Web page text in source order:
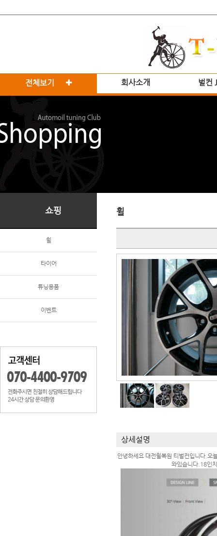
전체보기 회사소개 벌컨
쇼핑
휠
타이어
튜닝용품
이벤트
휠
상세설명
안녕하세요 대전휠복원 티벌컨입니다.오
와있습니다.18인